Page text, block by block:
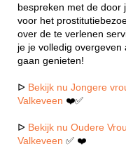
bespreken met de door
voor het
over de te verlenen
je je volledig
gaan genieten!
ᐅ Bekijk nu Jongere
Valkeveen ❤️✅
ᐅ Bekijk nu Oudere
Valkeveen ✅ ❤️